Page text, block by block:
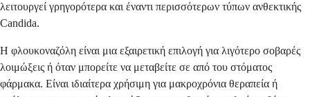
λειτουργεί γρηγορότερα και έναντι περισσότερων τύπων ανθεκτικής
Candida.
Η φλουκοναζόλη είναι μια εξαιρετική επιλογή για λιγότερο σοβαρές
λοιμώξεις ή όταν μπορείτε να μεταβείτε σε από του στόματος
φάρμακα. Είναι ιδιαίτερα χρήσιμη για μακροχρόνια θεραπεία ή